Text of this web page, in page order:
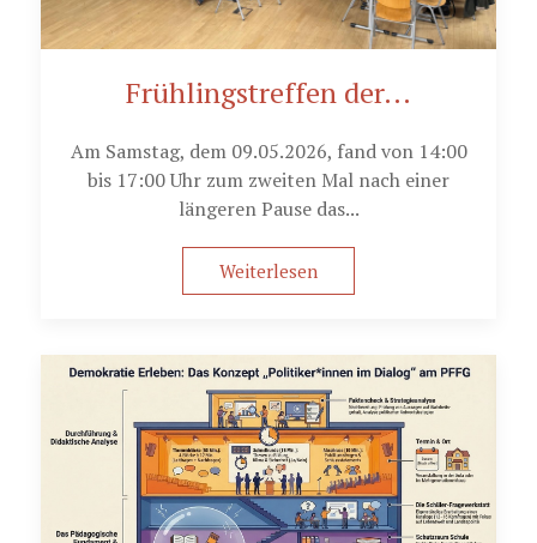
Frühlingstreffen der...
Am Samstag, dem 09.05.2026, fand von 14:00
bis 17:00 Uhr zum zweiten Mal nach einer
längeren Pause das...
Weiterlesen